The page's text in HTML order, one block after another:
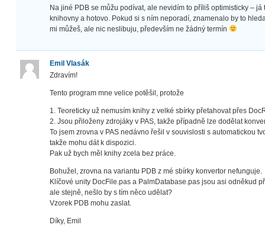
Na jiné PDB se můžu podívat, ale nevidím to příliš optimisticky –
knihovny a hotovo. Pokud si s ním neporadí, znamenalo by to
mi můžeš, ale nic neslibuju, především ne žádný termín
Emil Vlasák
Zdravím!
Tento program mne velice potěšil, protože
1. Teoreticky už nemusím knihy z velké sbírky přetahovat přes
2. Jsou přiloženy zdrojáky v PAS, takže případně lze dodělat
To jsem zrovna v PAS nedávno řešil v souvislosti s automatickou
takže mohu dát k dispozici.
Pak už bych měl knihy zcela bez práce.
Bohužel, zrovna na variantu PDB z mé sbírky konvertor nefunguje.
Klíčové unity DocFile.pas a PalmDatabase.pas jsou asi odněkud
ale stejně, nešlo by s tím něco udělat?
Vzorek PDB mohu zaslat.
Díky, Emil